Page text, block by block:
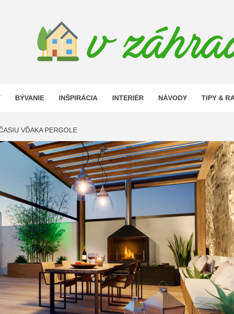
V
BÝVANIE INŠPIRÁCIA INTERIÉR NÁVODY TIPY &
VĎAKA PERGOLE